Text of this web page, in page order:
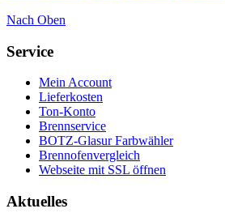
Nach Oben
Service
Mein Account
Lieferkosten
Ton-Konto
Brennservice
BOTZ-Glasur Farbwähler
Brennofenvergleich
Webseite mit SSL öffnen
Aktuelles